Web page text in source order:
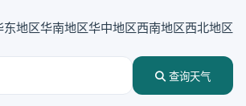
东地区华南地区华中地区西南地区西北地区
查询天气